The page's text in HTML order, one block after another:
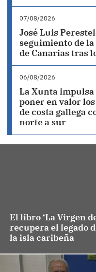
07/08/2026
José Luis
seguimiento de
de Canarias tras
06/08/2026
La Xunta
poner en valor
de costa gallega
norte a sur
El libro ‘La Virgen
recupera el legado
la isla caribeña